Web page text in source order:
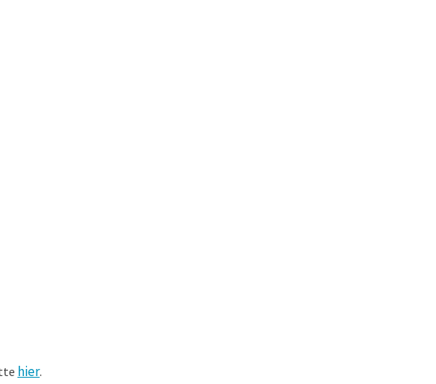
hier.